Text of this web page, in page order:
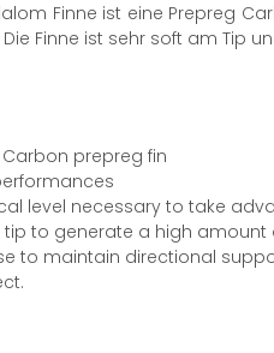
Finne ist eine Prepreg
Finne ist sehr soft am Tip
prepreg fin
level necessary to take
tip to generate a high amount
to maintain directional